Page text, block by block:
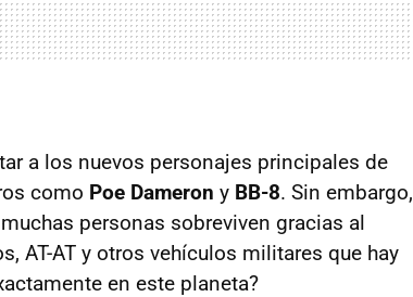
a los nuevos personajes principales de
como Poe Dameron y BB-8. Sin embargo,
personas sobreviven gracias al
AT-AT y otros vehículos militares que hay
en este planeta?